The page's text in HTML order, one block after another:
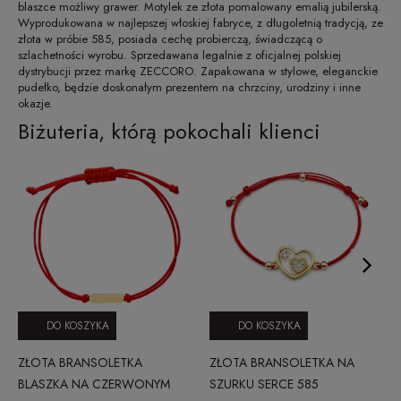
blaszce możliwy grawer. Motylek ze złota pomalowany emalią jubilerską.
Wyprodukowana w najlepszej włoskiej fabryce, z długoletnią tradycją, ze
złota w próbie 585, posiada cechę probierczą, świadczącą o
szlachetności wyrobu. Sprzedawana legalnie z oficjalnej polskiej
dystrybucji przez markę ZECCORO. Zapakowana w stylowe, eleganckie
pudełko, będzie doskonałym prezentem na chrzciny, urodziny i inne
okazje.
Biżuteria, którą pokochali klienci
ZŁOTA BRANSOLETKA
BLASZKA NA CZERWONYM
DO KOSZYKA
ZŁOTA BRANSOLETKA NA
SZURKU SERCE 585
DO KOSZYKA